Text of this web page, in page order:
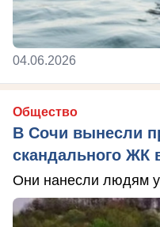
04.06.2026
Общество
В Сочи вынесли
скандального ЖК
Они нанесли людям